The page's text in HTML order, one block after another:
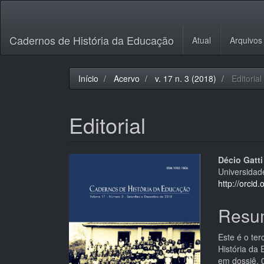
principal
Barra
Cadernos de História da Educação Atual Arquivos
Início Acervo v. 17 n. 3 (2018) Editorial
Editorial
lateral
artigos
do
Décio
http://
Este é o
História da
em dossiê,